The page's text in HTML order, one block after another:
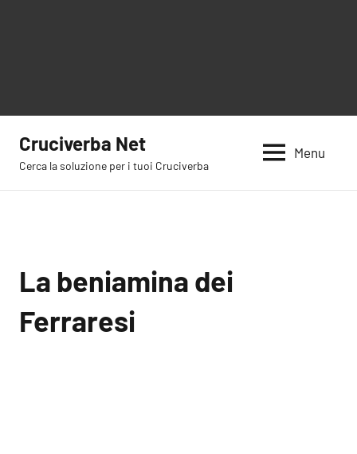
contenuto
Cruciverba Net
Cerca la soluzione per i tuoi Cruciverba
Menu
La beniamina dei
Ferraresi